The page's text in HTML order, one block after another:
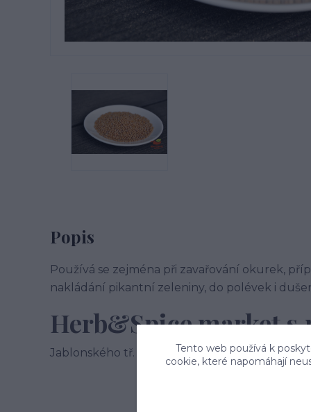
Popis
Používá se zejména při zavařování okurek,
nakládání pikantní zeleniny, do polévek i
Herb&Spice market
Jablonského tř. 113, 378 21 Kardašova Řečice
Tento web používá k
cookie, které napomáhají